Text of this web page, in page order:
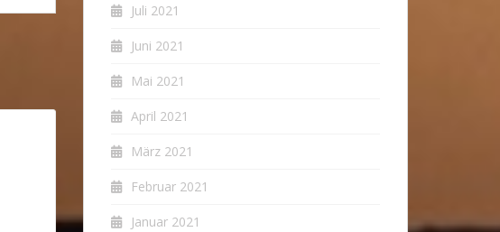
Juli 2021
Juni 2021
Mai 2021
April 2021
März 2021
Februar 2021
Januar 2021